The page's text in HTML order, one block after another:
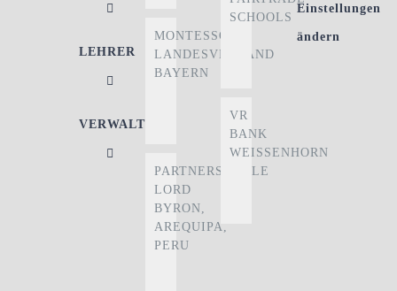
LEHRER
VERWALTUNG
MONTESSORI
LANDESVERBAND
BAYERN
PARTNERSCHULE
LORD
BYRON,
AREQUIPA,
PERU
SCHOOLS
VR
BANK
WEISSENHORN
Einstellungen
ändern